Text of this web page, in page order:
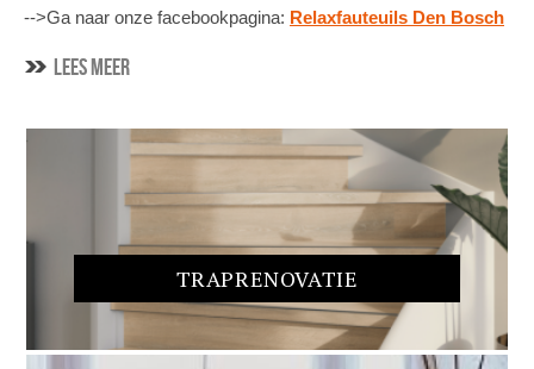
-->Ga naar onze facebookpagina: Relaxfauteuils Den Bosch
Lees meer
TRAPRENOVATIE